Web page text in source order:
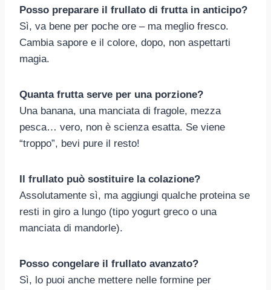
Posso preparare il frullato di frutta in anticipo?
Sì, va bene per poche ore – ma meglio fresco.
Cambia sapore e il colore, dopo, non aspettarti
magia.
Quanta frutta serve per una porzione?
Una banana, una manciata di fragole, mezza
pesca… vero, non è scienza esatta. Se viene
“troppo”, bevi pure il resto!
Il frullato può sostituire la colazione?
Assolutamente sì, ma aggiungi qualche proteina se
resti in giro a lungo (tipo yogurt greco o una
manciata di mandorle).
Posso congelare il frullato avanzato?
Sì, lo puoi anche mettere nelle formine per